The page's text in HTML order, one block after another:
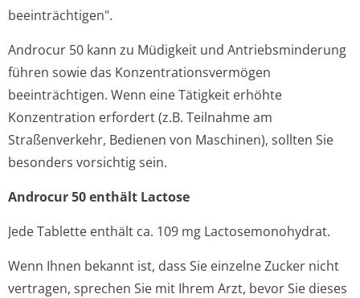
beeinträchtigen".
Androcur 50 kann zu Müdigkeit und Antriebsminderung
führen sowie das Konzentration­svermögen
beeinträchtigen. Wenn eine Tätigkeit erhöhte
Konzentration erfordert (z.B. Teilnahme am
Straßenverkehr, Bedienen von Maschinen), sollten Sie
besonders vorsichtig sein.
Androcur 50 enthält Lactose
Jede Tablette enthält ca. 109 mg Lactosemonohydrat.
Wenn Ihnen bekannt ist, dass Sie einzelne Zucker nicht
vertragen, sprechen Sie mit Ihrem Arzt, bevor Sie dieses